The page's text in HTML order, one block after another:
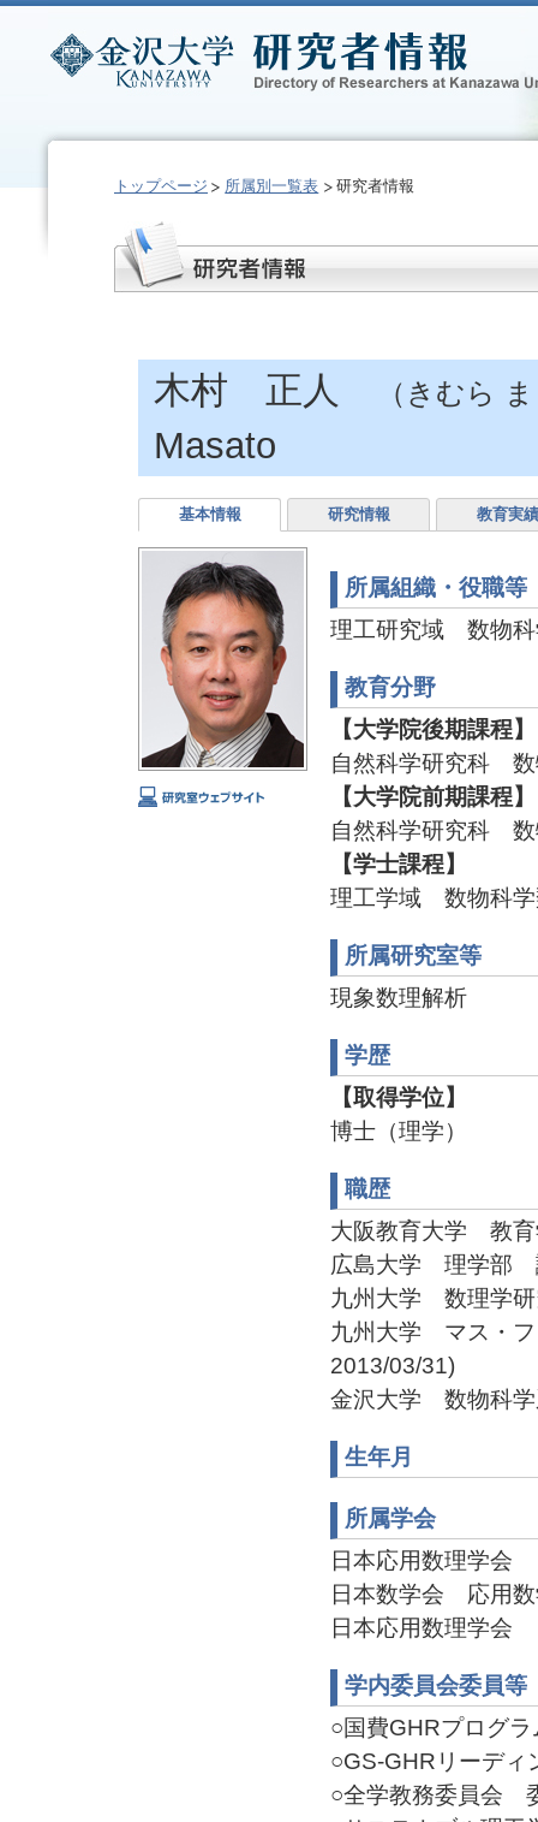
トップページ 所属別一覧表 研究者情報
木村 正人 （きむら
Masato
基本情報 研究情報 教育実績
所属組織・役職等
理工研究域 数物
教育分野
【大学院後期課程】
自然科学研究科 数
【大学院前期課程】
自然科学研究科 数
【学士課程】
理工学域 数物科
所属研究室等
現象数理解析
学歴
【取得学位】
博士（理学）
職歴
大阪教育大学 教
広島大学 理学部
九州大学 数理学
九州大学 マス・
2013/03/31)
金沢大学 数物科
生年月
所属学会
日本応用数理学会
日本数学会 応用
日本応用数理学会
学内委員会委員等
○国費GHRプログ
○GS-GHRリーデ
○全学教務委員会